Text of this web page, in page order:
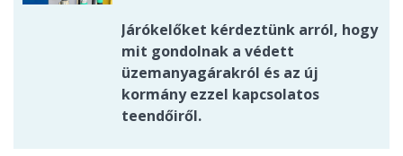
Járókelőket kérdeztünk arról, hogy
mit gondolnak a védett
üzemanyagárakról és az új
kormány ezzel kapcsolatos
teendőiről.